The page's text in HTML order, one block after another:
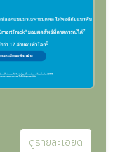
ดูรายละเอียด